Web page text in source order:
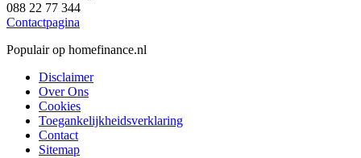
088 22 77 344
Contactpagina
Populair op homefinance.nl
Disclaimer
Over Ons
Cookies
Toegankelijkheidsverklaring
Contact
Sitemap